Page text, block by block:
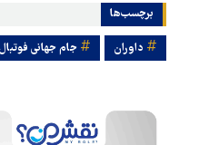
برچسب‌ها
داوران جام جهانی فوتبال